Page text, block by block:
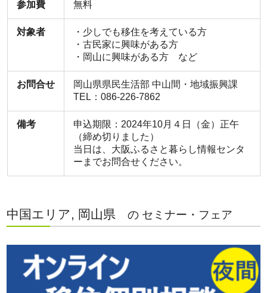
参加費 無料
対象者
・少しでも移住を考えている方
・古民家に興味がある方
・岡山に興味がある方 など
お問合せ
岡山県県民生活部 中山間・地域振興課
TEL：086-226-7862
備考
申込期限：2024年10月４日（金）正午
（締め切りました）
当日は、大阪ふるさと暮らし情報センタ
ーまでお問合せください。
中国エリア, 岡山県 の セミナー・フェア